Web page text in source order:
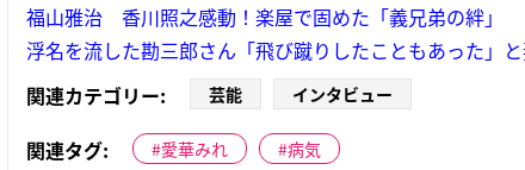
福山雅治 香川照之感動！楽屋で固めた「義兄弟の絆」
浮名を流した勘三郎さん「飛び蹴りしたこともあった」
関連カテゴリー:
芸能 インタビュー
関連タグ: 愛華みれ 病気